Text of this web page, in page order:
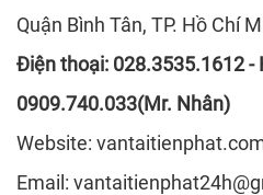
Quận Bình Tân, TP. Hồ Chí
Điện thoại: 028.3535.1612 -
0909.740.033(Mr. Nhân)
Website:
Email: